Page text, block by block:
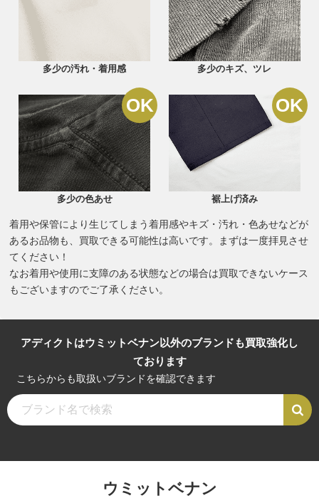
多少の汚れ・着用感 多少のキズ、ツレ
多少の色あせ 裾上げ済み
着用や保管により生じてしまう着用感やキズ・汚れ・色あせなどが
あるお品物も、買取できる可能性は高いです。まずは一度拝見させ
てください！
なお着用や使用に支障のある状態などの場合は買取できないケース
もございますのでご了承ください。
アディクトはウミットベナン以外のブランドも買取強化し
ております
こちらからも取扱いブランドを確認できます
ウミットベナン